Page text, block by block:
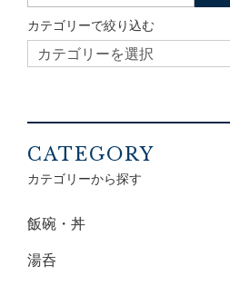
カテゴリーで絞り込む
CATEGORY
カテゴリーから探す
飯碗・丼
湯呑